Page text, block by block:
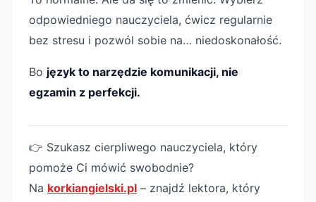
odpowiedniego nauczyciela, ćwicz regularnie
bez stresu i pozwól sobie na… niedoskonałość.
Bo język to narzędzie komunikacji, nie
egzamin z perfekcji.
👉 Szukasz cierpliwego nauczyciela, który
pomoże Ci mówić swobodnie?
Na korkiangielski.pl – znajdź lektora, który